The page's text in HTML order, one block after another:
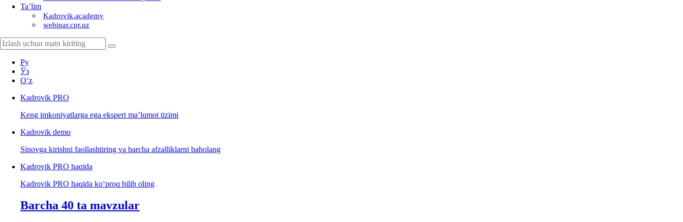
Ta’lim
Kadrovik.academy
webinar.cpr.uz
Ру
Ўз
Oʻz
Kadrovik PRO
Keng imkoniyatlarga ega ekspert ma’lumot tizimi
Kadrovik demo
Sinovga kirishni faollashtiring va barcha afzalliklarni baholang
Kadrovik PRO haqida
Kadrovik PRO haqida koʻproq bilib oling
Barcha 40 ta mavzular